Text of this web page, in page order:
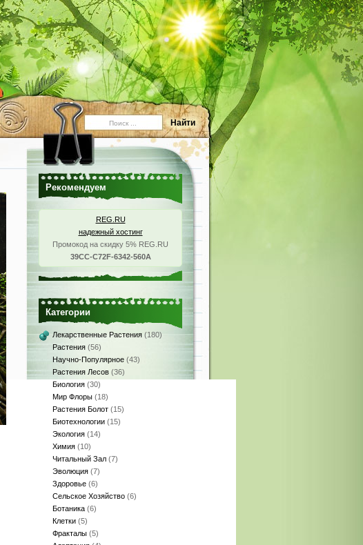
Рекомендуем
REG.RU
надежный хостинг
Промокод на скидку 5% REG.RU
39CC-C72F-6342-560A
Категории
Лекарственные Растения (180)
Растения (56)
Научно-Популярное (43)
Растения Лесов (36)
Биология (30)
Мир Флоры (18)
Растения Болот (15)
Биотехнологии (15)
Экология (14)
Химия (10)
Читальный Зал (7)
Эволюция (7)
Здоровье (6)
Сельское Хозяйство (6)
Ботаника (6)
Клетки (5)
Фракталы (5)